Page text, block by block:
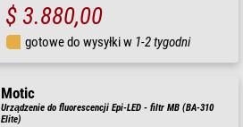
$ 3.880,00
gotowe do wysyłki w 1-2 tygodni
Motic
Urządzenie do fluorescencji Epi-LED - filtr MB (BA-310
Elite)